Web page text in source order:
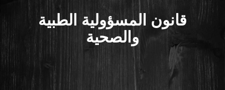
قانون المسؤولية الطبية
والصحية